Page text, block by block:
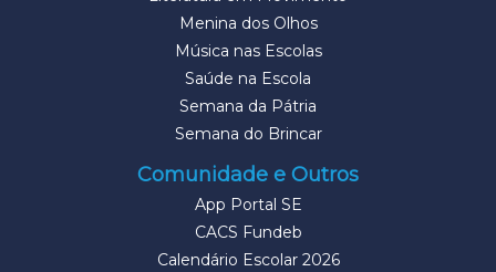
Menina dos Olhos
Música nas Escolas
Saúde na Escola
Semana da Pátria
Semana do Brincar
Comunidade e Outros
App Portal SE
CACS Fundeb
Calendário Escolar 2026